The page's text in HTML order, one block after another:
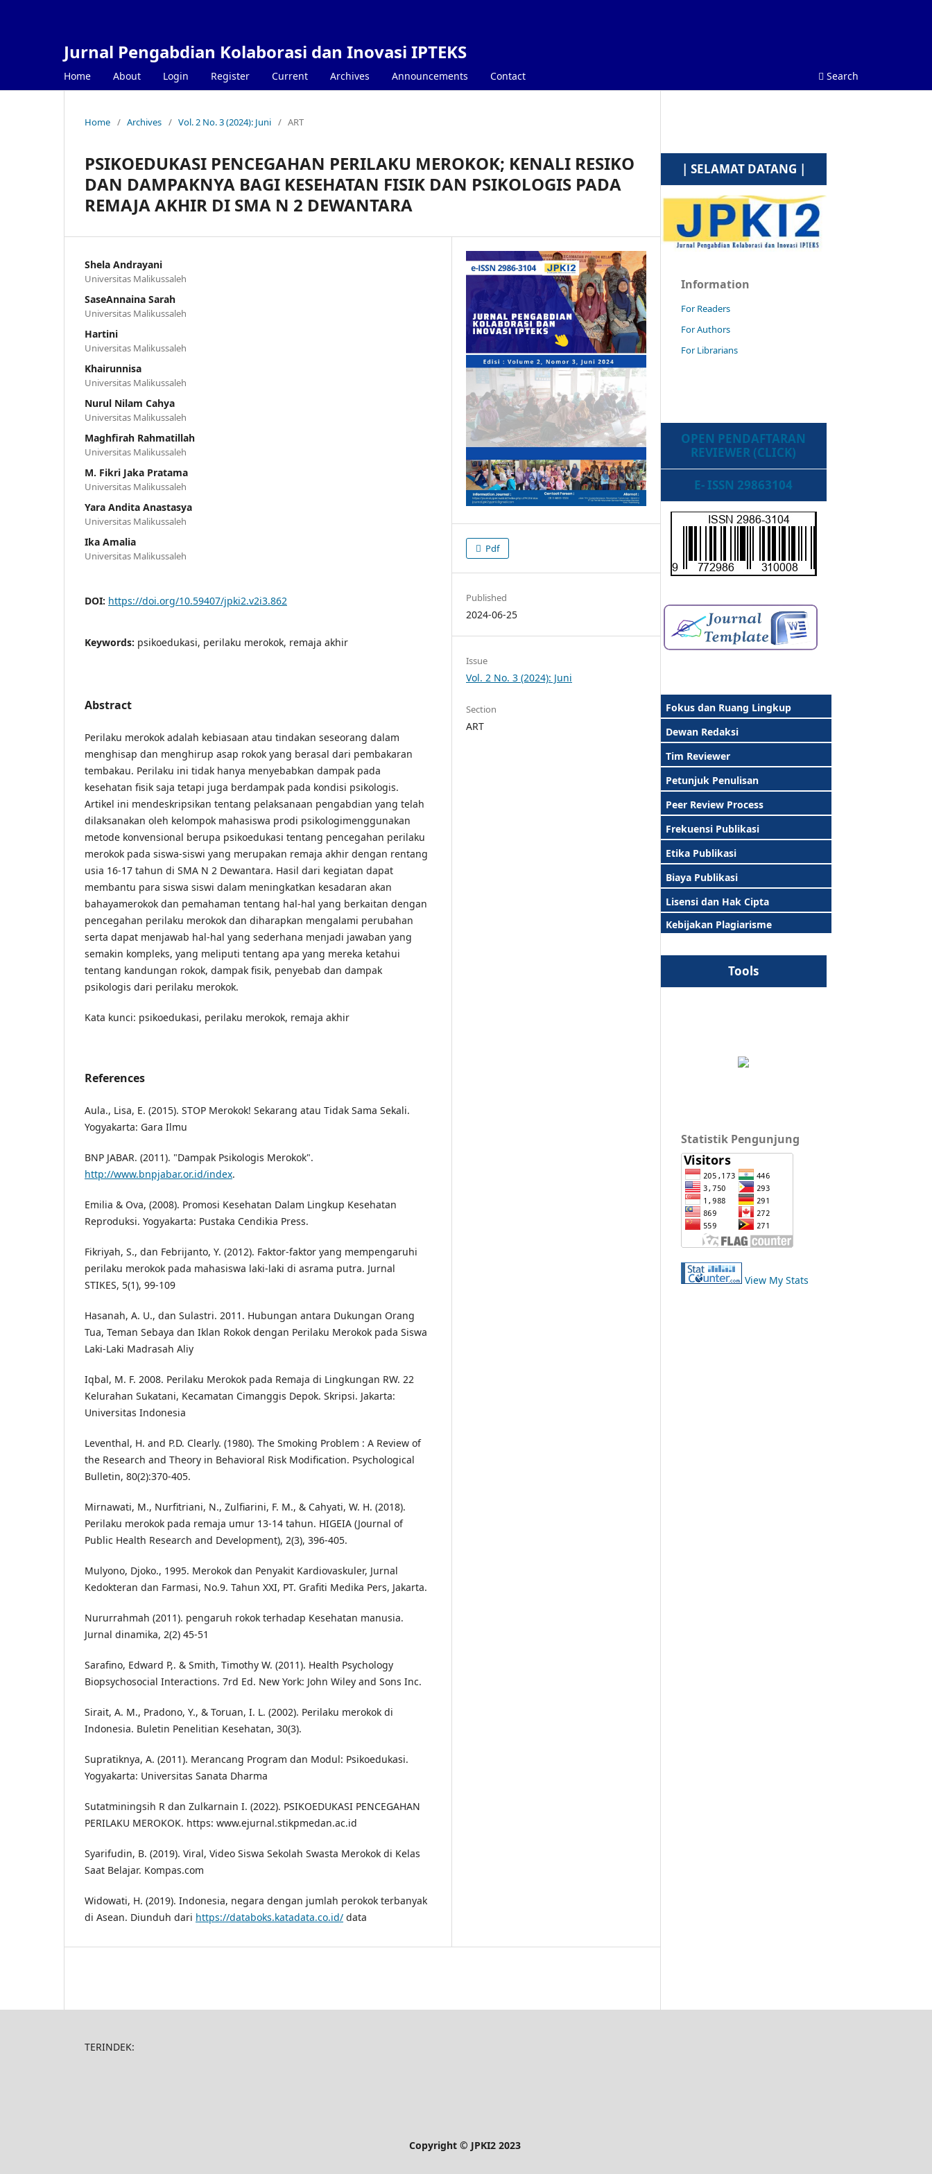
Jurnal Pengabdian Kolaborasi dan Inovasi IPTEKS
Home About Login Register Current Archives Announcements Contact Search
Home / Archives / Vol. 2 No. 3 (2024): Juni / ART
PSIKOEDUKASI PENCEGAHAN PERILAKU MEROKOK; KENALI RESIKO
DAN DAMPAKNYA BAGI KESEHATAN FISIK DAN PSIKOLOGIS PADA
REMAJA AKHIR DI SMA N 2 DEWANTARA
Shela Andrayani
Universitas Malikussaleh
SaseAnnaina Sarah
Universitas Malikussaleh
Hartini
Universitas Malikussaleh
Khairunnisa
Universitas Malikussaleh
Nurul Nilam Cahya
Universitas Malikussaleh
Maghfirah Rahmatillah
Universitas Malikussaleh
M. Fikri Jaka Pratama
Universitas Malikussaleh
Yara Andita Anastasya
Universitas Malikussaleh
Ika Amalia
Universitas Malikussaleh
DOI: https://doi.org/10.59407/jpki2.v2i3.862
Keywords: psikoedukasi, perilaku merokok, remaja akhir
Abstract
Perilaku merokok adalah kebiasaan atau tindakan seseorang dalam
menghisap dan menghirup asap rokok yang berasal dari pembakaran
tembakau. Perilaku ini tidak hanya menyebabkan dampak pada
kesehatan fisik saja tetapi juga berdampak pada kondisi psikologis.
Artikel ini mendeskripsikan tentang pelaksanaan pengabdian yang telah
dilaksanakan oleh kelompok mahasiswa prodi psikologimenggunakan
metode konvensional berupa psikoedukasi tentang pencegahan perilaku
merokok pada siswa-siswi yang merupakan remaja akhir dengan rentang
usia 16-17 tahun di SMA N 2 Dewantara. Hasil dari kegiatan dapat
membantu para siswa siswi dalam meningkatkan kesadaran akan
bahayamerokok dan pemahaman tentang hal-hal yang berkaitan dengan
pencegahan perilaku merokok dan diharapkan mengalami perubahan
serta dapat menjawab hal-hal yang sederhana menjadi jawaban yang
semakin kompleks, yang meliputi tentang apa yang mereka ketahui
tentang kandungan rokok, dampak fisik, penyebab dan dampak
psikologis dari perilaku merokok.
Kata kunci: psikoedukasi, perilaku merokok, remaja akhir
References
Aula., Lisa, E. (2015). STOP Merokok! Sekarang atau Tidak Sama Sekali.
Yogyakarta: Gara Ilmu
BNP JABAR. (2011). "Dampak Psikologis Merokok".
http://www.bnpjabar.or.id/index.
Emilia & Ova, (2008). Promosi Kesehatan Dalam Lingkup Kesehatan
Reproduksi. Yogyakarta: Pustaka Cendikia Press.
Fikriyah, S., dan Febrijanto, Y. (2012). Faktor-faktor yang mempengaruhi
perilaku merokok pada mahasiswa laki-laki di asrama putra. Jurnal
STIKES, 5(1), 99-109
Hasanah, A. U., dan Sulastri. 2011. Hubungan antara Dukungan Orang
Tua, Teman Sebaya dan Iklan Rokok dengan Perilaku Merokok pada Siswa
Laki-Laki Madrasah Aliy
Iqbal, M. F. 2008. Perilaku Merokok pada Remaja di Lingkungan RW. 22
Kelurahan Sukatani, Kecamatan Cimanggis Depok. Skripsi. Jakarta:
Universitas Indonesia
Leventhal, H. and P.D. Clearly. (1980). The Smoking Problem : A Review of
the Research and Theory in Behavioral Risk Modification. Psychological
Bulletin, 80(2):370-405.
Mirnawati, M., Nurfitriani, N., Zulfiarini, F. M., & Cahyati, W. H. (2018).
Perilaku merokok pada remaja umur 13-14 tahun. HIGEIA (Journal of
Public Health Research and Development), 2(3), 396-405.
Mulyono, Djoko., 1995. Merokok dan Penyakit Kardiovaskuler, Jurnal
Kedokteran dan Farmasi, No.9. Tahun XXI, PT. Grafiti Medika Pers, Jakarta.
Nururrahmah (2011). pengaruh rokok terhadap Kesehatan manusia.
Jurnal dinamika, 2(2) 45-51
Sarafino, Edward P,. & Smith, Timothy W. (2011). Health Psychology
Biopsychosocial Interactions. 7rd Ed. New York: John Wiley and Sons Inc.
Sirait, A. M., Pradono, Y., & Toruan, I. L. (2002). Perilaku merokok di
Indonesia. Buletin Penelitian Kesehatan, 30(3).
Supratiknya, A. (2011). Merancang Program dan Modul: Psikoedukasi.
Yogyakarta: Universitas Sanata Dharma
Sutatminingsih R dan Zulkarnain I. (2022). PSIKOEDUKASI PENCEGAHAN
PERILAKU MEROKOK. https: www.ejurnal.stikpmedan.ac.id
Syarifudin, B. (2019). Viral, Video Siswa Sekolah Swasta Merokok di Kelas
Saat Belajar. Kompas.com
Widowati, H. (2019). Indonesia, negara dengan jumlah perokok terbanyak
di Asean. Diunduh dari https://databoks.katadata.co.id/ data
Pdf
Published
2024-06-25
Issue
Vol. 2 No. 3 (2024): Juni
Section
ART
| SELAMAT DATANG |
Information
For Readers
For Authors
For Librarians
OPEN PENDAFTARAN
REVIEWER (CLICK)
E- ISSN 29863104
Fokus dan Ruang Lingkup
Dewan Redaksi
Tim Reviewer
Petunjuk Penulisan
Peer Review Process
Frekuensi Publikasi
Etika Publikasi
Biaya Publikasi
Lisensi dan Hak Cipta
Kebijakan Plagiarisme
Tools
Statistik Pengunjung
View My Stats
TERINDEK:
Copyright © JPKI2 2023